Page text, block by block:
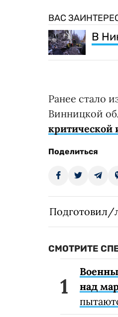
ВАС
В
Ранее стало
Винницкой
критической
Поделиться
Подготовил/
СМОТРИТЕ
над